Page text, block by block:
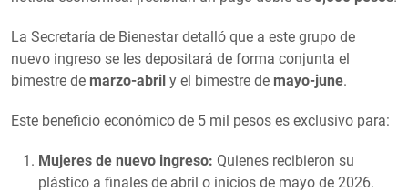
La Secretaría de Bienestar detalló que a este grupo de
nuevo ingreso se les depositará de forma conjunta el
bimestre de marzo-abril y el bimestre de mayo-june.
Este beneficio económico de 5 mil pesos es exclusivo para:
Mujeres de nuevo ingreso: Quienes recibieron su
plástico a finales de abril o inicios de mayo de 2026.